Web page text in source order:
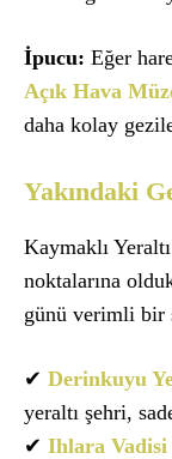
İpucu: Eğer
Açık Hava
daha kolay
Yakındaki
Kaymaklı
noktalarına
günü verimli bir
✔ Derinkuyu
yeraltı şehri,
✔ Ihlara Vadisi